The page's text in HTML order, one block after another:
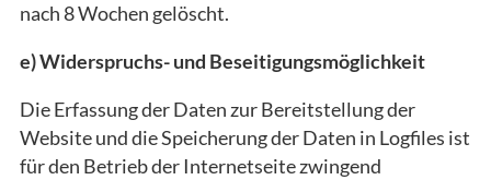
nach 8 Wochen gelöscht.
e) Widerspruchs- und Beseitigungsmöglichkeit
Die Erfassung der Daten zur Bereitstellung der
Website und die Speicherung der Daten in Logfiles ist
für den Betrieb der Internetseite zwingend